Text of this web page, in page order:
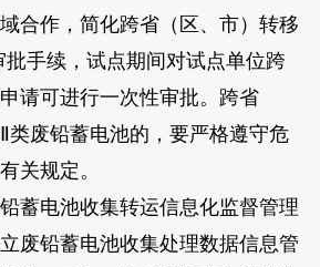
合作，简化跨省（区、市）转移
手续，试点期间对试点单位跨
请可进行一次性审批。跨省
类废铅蓄电池的，要严格遵守危
关规定。
电池收集转运信息化监督管理
铅蓄电池收集处理数据信息管